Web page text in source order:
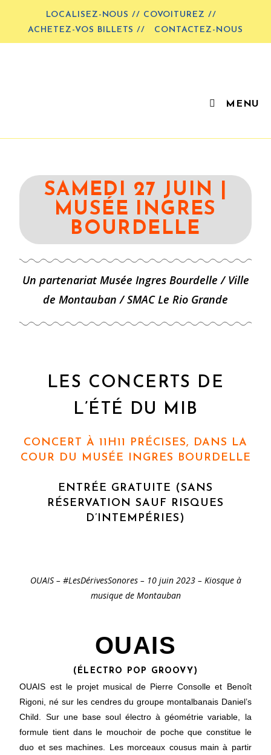
LOCALISEZ-NOUS // COVOITUREZ //
ACHETEZ-VOS BILLETS //
CONTACTEZ-NOUS
MENU
SAMEDI 27 JUIN |
MUSÉE INGRES
BOURDELLE
Un partenariat Musée Ingres Bourdelle / Ville
de Montauban / SMAC Le Rio Grande
LES CONCERTS DE
L’ÉTÉ DU MIB
CONCERT À 11H11 PRÉCISES, DANS LA
COUR DU MUSÉE INGRES BOURDELLE
ENTRÉE GRATUITE (SANS
RÉSERVATION SAUF RISQUES
D’INTEMPÉRIES)
OUAIS – #LesDérivesSonores – 10 juin 2023 – Kiosque à
musique de Montauban
OUAIS
(ÉLECTRO POP GROOVY)
OUAIS est le projet musical de Pierre Consolle et Benoît
Rigoni, né sur les cendres du groupe montalbanais Daniel’s
Child. Sur une base soul électro à géométrie variable, la
formule tient dans le mouchoir de poche que constitue le
duo et ses machines. Les morceaux cousus main à partir